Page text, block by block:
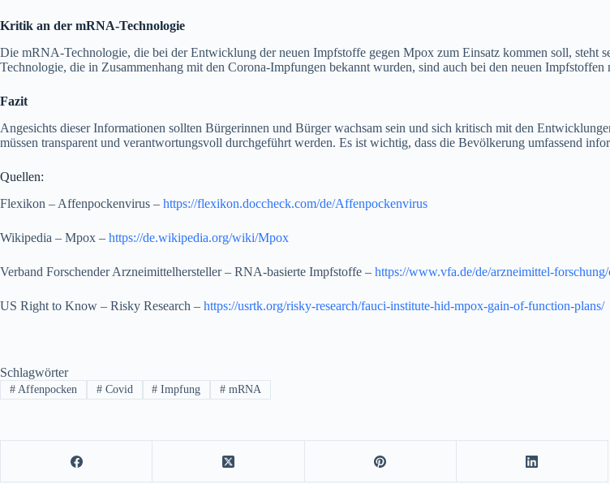
Kritik an der mRNA-Technologie
Die mRNA-Technologie, die bei der Entwicklung der neuen Impfstoffe gegen Mpox zum Einsatz kommen soll,
Technologie, die in Zusammenhang mit den Corona-Impfungen bekannt wurden, sind auch bei den neuen Impfstoffen
Fazit
Angesichts dieser Informationen sollten Bürgerinnen und Bürger wachsam sein und sich kritisch mit den
müssen transparent und verantwortungsvoll durchgeführt werden. Es ist wichtig, dass die Bevölkerung umfassend
Quellen:
Flexikon – Affenpockenvirus – https://flexikon.doccheck.com/de/Affenpockenvirus
Wikipedia – Mpox – https://de.wikipedia.org/wiki/Mpox
Verband Forschender Arzneimittelhersteller – RNA-basierte Impfstoffe – https://www.vfa.de/de/arzneimittel-
US Right to Know – Risky Research – https://usrtk.org/risky-research/fauci-institute-hid-mpox-gain-of-function-plans/
Schlagwörter
#Affenpocken #Covid # Impfung # mRNA